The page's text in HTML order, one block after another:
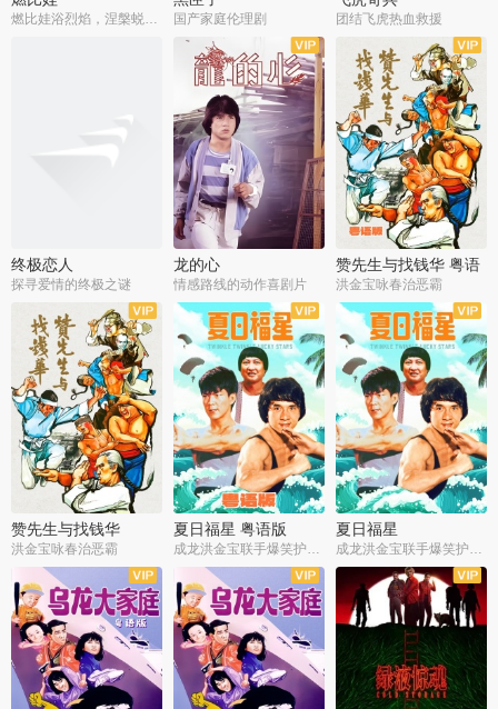
燃比娃浴烈焰，涅槃蜕变成人 国产家庭伦理剧 团结飞虎热血救援
终极恋人
探寻爱情的终极之谜
龙的心
情感路线的动作喜剧片
赞先生与找钱华 粤语
版
洪金宝咏春治恶霸
赞先生与找钱华
洪金宝咏春治恶霸
夏日福星 粤语版
成龙洪金宝联手爆笑护美女
夏日福星
成龙洪金宝联手爆笑护美女